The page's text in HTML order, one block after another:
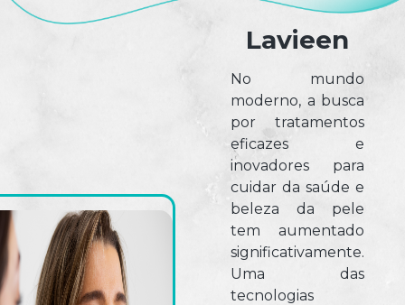
Lavieen
No mundo
moderno, a busca
por tratamentos
eficazes e
inovadores para
cuidar da saúde e
beleza da pele
tem aumentado
significativamente.
Uma das
tecnologias